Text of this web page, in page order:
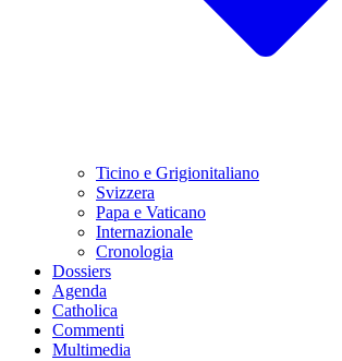
Ticino e Grigionitaliano
Svizzera
Papa e Vaticano
Internazionale
Cronologia
Dossiers
Agenda
Catholica
Commenti
Multimedia